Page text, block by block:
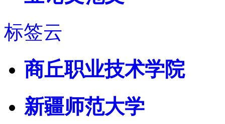
标签云
商丘职业技术学院
新疆师范大学